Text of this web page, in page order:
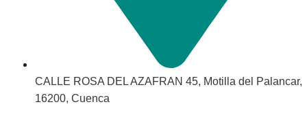
CALLE ROSA DEL AZAFRAN 45, Motilla del Palancar,
16200, Cuenca